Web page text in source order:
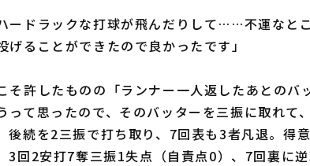
ードラックな打球が飛んだりして……不運なと
げることができたので良かったです」
そ許したものの「ランナー一人返したあとのバ
って思ったので、そのバッターを三振に取れて
後続を2三振で打ち取り、7回表も3者凡退。得
3回2安打7奪三振1失点（自責点0）、7回裏に逆